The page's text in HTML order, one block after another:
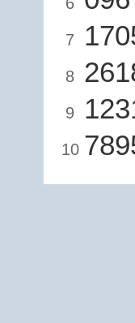
7
8
9
10